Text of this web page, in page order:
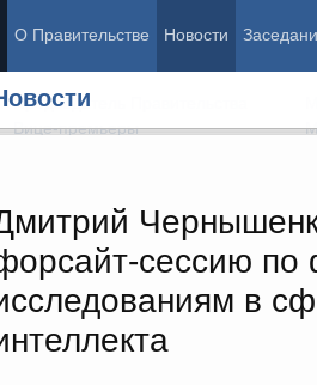
О Правительстве Новости
сессию
в
Председатель Правительства
Вице-премьеры
Демография
Здоровье
Образование
Культура